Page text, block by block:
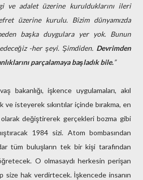
ve adalet üzerine kurulduklarını ileri
üzerine kurulu. Bizim dünyamızda
başka duygulara yer yok. Bunun
-her şeyi. Şimdiden. Devrimden
parçalamaya başladık bile.”
bakanlığı, işkence uygulamaları, akıl
ve isteyerek sıkıntılar içinde bırakma, en
değiştirerek gerçekleri bozma gibi
1984 sizi. Atom bombasından
tüm buluşların tek bir kişi tarafından
O olmasaydı herkesin perişan
size hak verdirtecek. İşkencede insanın